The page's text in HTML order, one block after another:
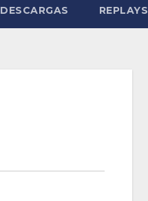
DESCARGAS REPLAYS